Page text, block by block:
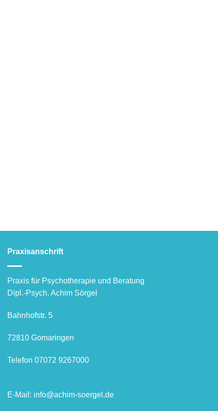
Praxisanschrift
Praxis für Psychotherapie und Beratung
Dipl.-Psych. Achim Sörgel
Bahnhofstr. 5
72810 Gomaringen
Telefon 07072 9267000
E-Mail: info@achim-soergel.de